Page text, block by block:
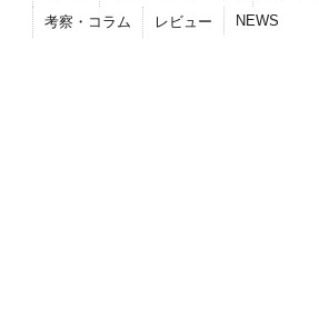
考察・コラム
レビュー NEWS